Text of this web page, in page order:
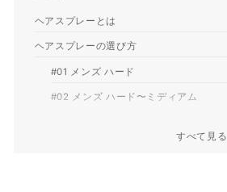
ヘアスプレーとは
ヘアスプレーの選び方
メンズ ハード
メンズ ハード〜ミディアム
すべて見る